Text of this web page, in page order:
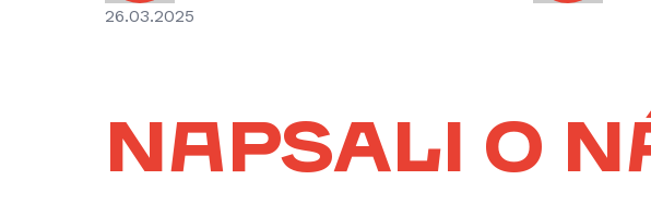
26.03.2025
Napsali o